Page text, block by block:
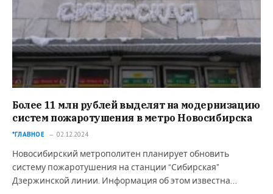
Более 11 млн рублей выделят на модернизацию
систем пожаротушения в метро Новосибирска
*ГЛАВНОЕ 02.12.2024
Новосибирский метрополитен планирует обновить
систему пожаротушения на станции “Сибирская”
Дзержинской линии. Информация об этом известна…